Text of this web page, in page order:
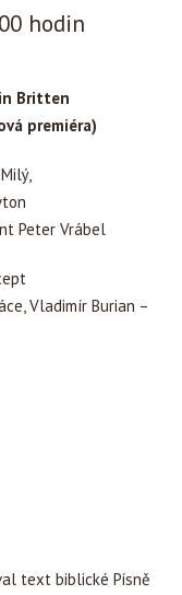
hodin
Britten
premiéra)
Peter Vrábel
Vladimír Burian –
text biblické Písně